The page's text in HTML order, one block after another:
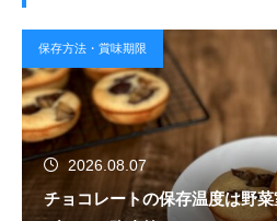
保存方法・賞味期限
2026.08.07
チョコレートの保存温度は野